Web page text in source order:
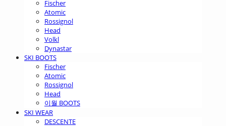
Fischer
Atomic
Rossignol
Head
Volkl
Dynastar
SKI BOOTS
Fischer
Atomic
Rossignol
Head
이월 BOOTS
SKI WEAR
DESCENTE